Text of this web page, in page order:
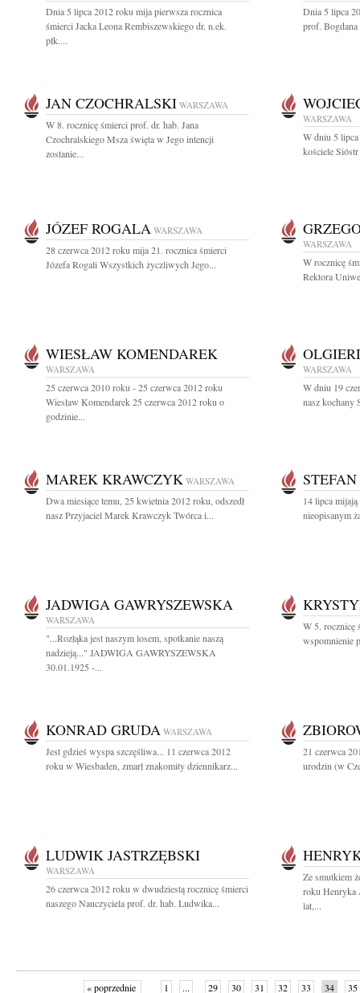
Dnia 5 lipca 2012 roku mija pierwsza rocznica
śmierci Jacka Leona Rembiszewskiego dr. n.ek.
płk....
Dnia 5 lipca
prof.
JAN CZOCHRALSKI WARSZAWA
W 8. rocznicę śmierci prof. dr. hab. Jana
Czochralskiego Msza święta w Jego intencji
zostanie...
WARSZAWA
W dniu 5
kościele
JÓZEF ROGALA WARSZAWA
28 czerwca 2012 roku mija 21. rocznica śmierci
Józefa Rogali Wszystkich życzliwych Jego...
WARSZAWA
W rocznicę
Rektora
WIESŁAW KOMENDAREK
WARSZAWA
25 czerwca 2010 roku - 25 czerwca 2012 roku
Wiesław Komendarek 25 czerwca 2012 roku o
godzinie...
WARSZAWA
W dniu 19
nasz kochany
MAREK KRAWCZYK WARSZAWA
Dwa miesiące temu, 25 kwietnia 2012 roku, odszedł
nasz Przyjaciel Marek Krawczyk Twórca i...
14 lipca
nieopisanym
JADWIGA GAWRYSZEWSKA
WARSZAWA
"...Rozłąka jest naszym losem, spotkanie naszą
nadzieją..." JADWIGA GAWRYSZEWSKA
30.01.1925 -...
W 5. rocznicę
wspomnienie
KONRAD GRUDA WARSZAWA
Jest gdzieś wyspa szczęśliwa... 11 czerwca 2012
roku w Wiesbaden, zmarł znakomity dziennikarz...
21 czerwca
urodzin (w
LUDWIK JASTRZĘBSKI
WARSZAWA
26 czerwca 2012 roku w dwudziestą rocznicę śmierci
naszego Nauczyciela prof. dr. hab. Ludwika...
Ze smutkiem
roku Henryka
lat,...
« poprzednie 1 ... 29 30 31 32 33 34 35